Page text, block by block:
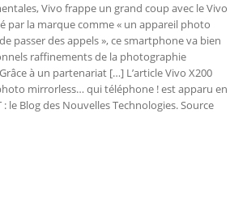
Vivo frappe un grand coup avec le Vivo
par la marque comme « un appareil photo
passer des appels », ce smartphone va bien
raffinements de la photographie
à un partenariat […] L’article Vivo X200
mirrorless… qui téléphone ! est apparu en
le Blog des Nouvelles Technologies. Source